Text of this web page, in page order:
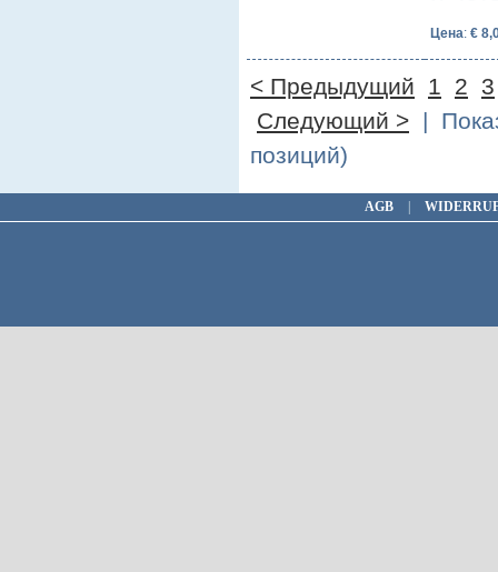
Цена: €
< Предыдущий 1 2
3
Следующий > |
позиций)
AGB